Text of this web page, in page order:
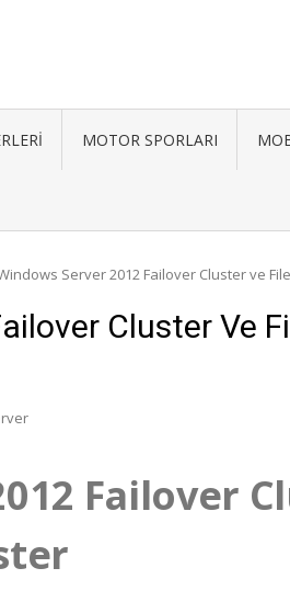
MOTOR SPORLARI
Server 2012 Failover Cluster ve
Cluster Ve
Failover